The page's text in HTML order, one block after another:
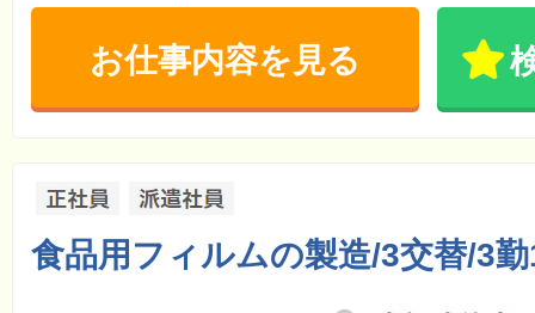
お仕事内容を見る
食品用フィルムの製造/3交替/3